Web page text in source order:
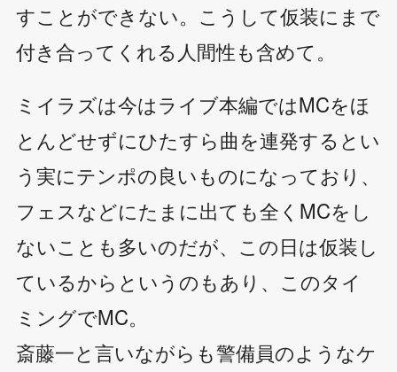
すことができない。こうして仮装にまで
付き合ってくれる人間性も含めて。
ミイラズは今はライブ本編ではMCをほ
とんどせずにひたすら曲を連発するとい
う実にテンポの良いものになっており、
フェスなどにたまに出ても全くMCをし
ないことも多いのだが、この日は仮装し
ているからというのもあり、このタイ
ミングでMC。
斎藤一と言いながらも警備員のようなケ